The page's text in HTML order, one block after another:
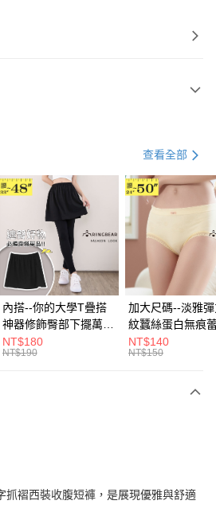
灣大哥大用戶可立即使用無須另外申請。
分期的期數、繳款截止日，確認付款後即完
用金額請依後續交易確認頁面所載為準。
確認交易或遇審核未通過，訂單將自動取
品之後才付款」的支付方式。 讓您購物簡單
綁卡、不需儲值。
查看全部
內搭--你的大學T疊搭
神器修飾臀部下擺萬用
內搭裙/遮臀裙(黑2L-
6L)-Q155眼圈熊中大
NT$180
NT$190
加大尺碼--淡雅
紋蠶絲蛋白無痕
角內褲(白.粉.藍.
3L)-L28眼圈熊中
NT$140
NT$150
抓褶西裝收腹短褲，是展現優雅與舒適